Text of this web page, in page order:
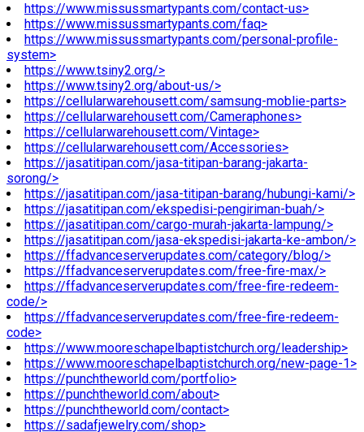
https://www.missussmartypants.com/contact-us>
https://www.missussmartypants.com/faq>
https://www.missussmartypants.com/personal-profile-
system>
https://www.tsiny2.org/>
https://www.tsiny2.org/about-us/>
https://cellularwarehousett.com/samsung-moblie-parts>
https://cellularwarehousett.com/Cameraphones>
https://cellularwarehousett.com/Vintage>
https://cellularwarehousett.com/Accessories>
https://jasatitipan.com/jasa-titipan-barang-jakarta-
sorong/>
https://jasatitipan.com/jasa-titipan-barang/hubungi-kami/>
https://jasatitipan.com/ekspedisi-pengiriman-buah/>
https://jasatitipan.com/cargo-murah-jakarta-lampung/>
https://jasatitipan.com/jasa-ekspedisi-jakarta-ke-ambon/>
https://ffadvanceserverupdates.com/category/blog/>
https://ffadvanceserverupdates.com/free-fire-max/>
https://ffadvanceserverupdates.com/free-fire-redeem-
code/>
https://ffadvanceserverupdates.com/free-fire-redeem-
code>
https://www.mooreschapelbaptistchurch.org/leadership>
https://www.mooreschapelbaptistchurch.org/new-page-1>
https://punchtheworld.com/portfolio>
https://punchtheworld.com/about>
https://punchtheworld.com/contact>
https://sadafjewelry.com/shop>